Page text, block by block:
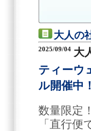
大人の
2025/09/04 大
ティーウ
ル開催中！
数量限定
「直行